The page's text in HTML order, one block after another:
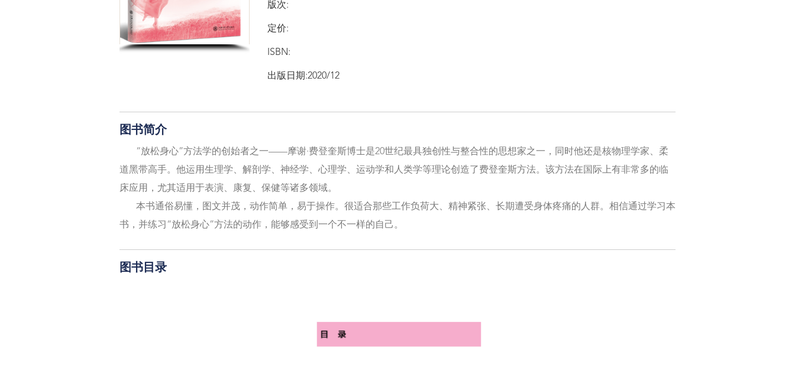
版次:
定价:
ISBN:
出版日期:2020/12
图书简介
“放松身心”方法学的创始者之一——摩谢·费登奎斯博士是20世纪最具独创性与整合性的思想家之一，同时他还是核物理学家、柔
道黑带高手。他运用生理学、解剖学、神经学、心理学、运动学和人类学等理论创造了费登奎斯方法。该方法在国际上有非常多的临
床应用，尤其适用于表演、康复、保健等诸多领域。
本书通俗易懂，图文并茂，动作简单，易于操作。很适合那些工作负荷大、精神紧张、长期遭受身体疼痛的人群。相信通过学习本
书，并练习“放松身心”方法的动作，能够感受到一个不一样的自己。
图书目录